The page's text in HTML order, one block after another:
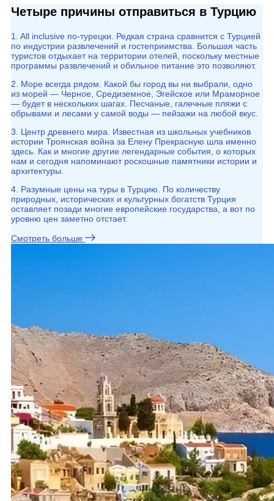
Четыре причины отправиться в Турцию
1. All inclusive по-турецки. Редкая страна сравнится с Турцией
по индустрии развлечений и гостеприимства. Большая часть
туристов отдыхает на территории отелей, поскольку местные
программы развлечений и обильное питание это позволяют.
2. Море всегда рядом. Какой бы город вы ни выбрали, одно
из морей — Черное, Средиземное, Эгейское или Мраморное
— будет в нескольких шагах. Песчаные, галечные пляжи с
обрывами и лесами у самой воды — пейзажи на любой вкус.
3. Центр древнего мира. Известная из школьных учебников
истории Троянская война за Елену Прекрасную шла именно
здесь. Как и многие другие легендарные события, о которых
нам и сегодня напоминают роскошные памятники истории и
архитектуры.
4. Разумные цены на туры в Турцию. По количеству
природных, исторических и культурных богатств Турция
оставляет позади многие европейские государства, а вот по
уровню цен заметно отстает.
Смотреть больше